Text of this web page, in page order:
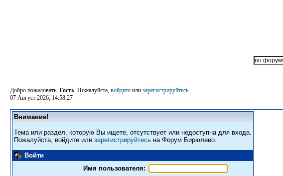
Добро пожаловать, Гость. Пожалуйста, войдите или зарегистрируйтесь.
07 Август 2026, 14:58:27
Внимание!
Тема или раздел, которую Вы ищете, отсутствует или недоступна для входа.
Пожалуйста, войдите или зарегистрируйтесь на Форум Бирюлево.
Войти
Имя пользователя: